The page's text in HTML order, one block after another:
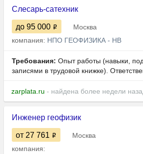
Слесарь-сатехник
до 95 000
Москва
компания: НПО ГЕОФИЗИКА - НВ
Требования: Опыт работы (навыки,
записями в трудовой книжке).
zarplata.ru - найдена более недели
Инженер геофизик
от 27 761
Москва
компания: